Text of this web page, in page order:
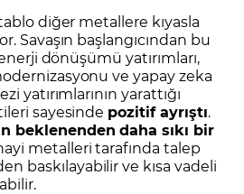
diğer metallere kıyasla
Savaşın başlangıcından bu
dönüşümü yatırımları,
ve yapay zeka
yatırımlarının yarattığı
sayesinde pozitif ayrıştı.
beklenenden daha sıkı bir
metalleri tarafında talep
baskılayabilir ve kısa vadeli